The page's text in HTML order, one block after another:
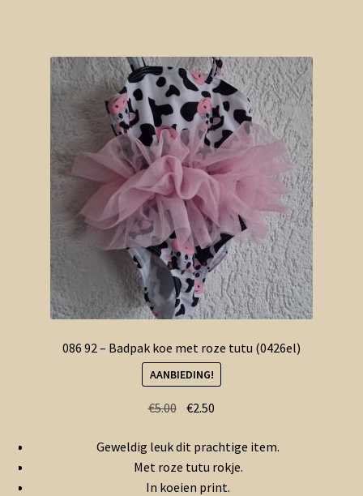
086 92 – Badpak koe met roze tutu (0426el)
AANBIEDING!
€5.00 Oorspronkelijke
was:
€5.00.
€2.50
is:
€2.50.
Geweldig leuk dit prachtige item.
Met roze tutu rokje.
In koeien print.